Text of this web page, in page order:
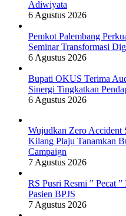
Adiwiyata
6 Agustus 2026
Pemkot Palembang
Seminar Transformasi
6 Agustus 2026
Bupati OKUS Terima
Sinergi Tingkatkan
6 Agustus 2026
Wujudkan Zero Accident
Kilang Plaju Tanamkan
Campaign
7 Agustus 2026
RS Pusri Resmi ” Pecat
Pasien BPJS
7 Agustus 2026